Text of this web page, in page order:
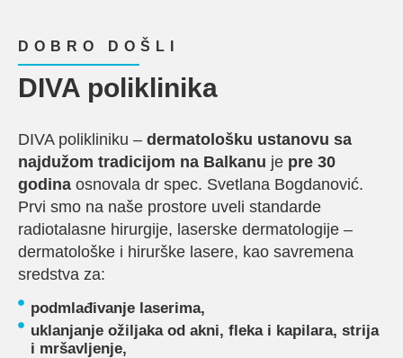
DOBRO DOŠLI
DIVA poliklinika
DIVA polikliniku – dermatološku ustanovu sa
najdužom tradicijom na Balkanu je pre 30
godina osnovala dr spec. Svetlana Bogdanović.
Prvi smo na naše prostore uveli standarde
radiotalasne hirurgije, laserske dermatologije –
dermatološke i hirurške lasere, kao savremena
sredstva za:
podmlađivanje laserima,
uklanjanje ožiljaka od akni, fleka i kapilara, strija
i mršavljenje,